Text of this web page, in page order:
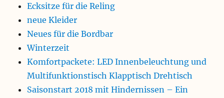
Ecksitze für die Reling
neue Kleider
Neues für die Bordbar
Winterzeit
Komfortpackete: LED Innenbeleuchtung und
Multifunktionstisch Klapptisch Drehtisch
Saisonstart 2018 mit Hindernissen – Ein